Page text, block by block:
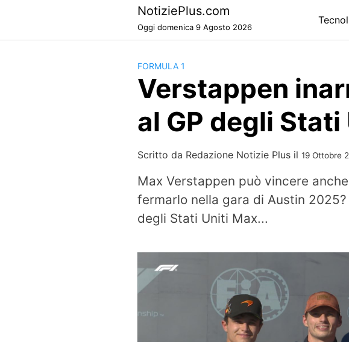
NotiziePlus.com
Oggi domenica 9 Agosto 2026
FORMULA 1
Verstappen
al GP degli
Scritto da Redazione Notizie Plus il 19 Ottobre
Max Verstappen può vincere
fermarlo nella gara di Austin
degli Stati Uniti Max...